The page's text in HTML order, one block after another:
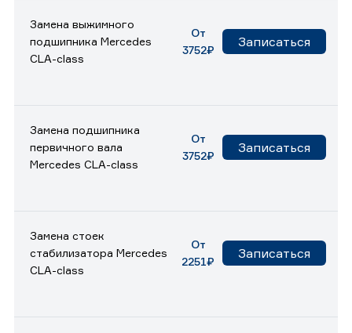
Замена выжимного
подшипника Mercedes
CLA-class
От
3752₽
Записаться
Замена подшипника
первичного вала
Mercedes CLA-class
От
3752₽
Записаться
Замена стоек
стабилизатора Mercedes
CLA-class
От
2251₽
Записаться